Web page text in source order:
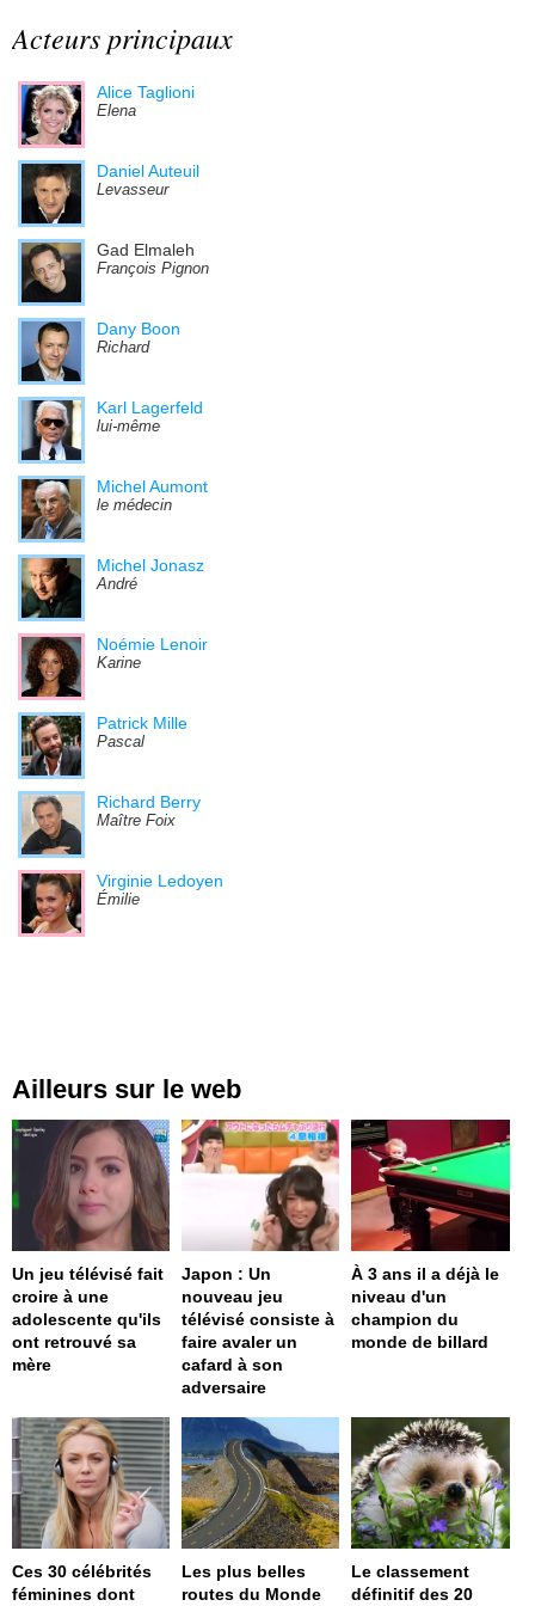
Acteurs principaux
Alice Taglioni
Elena
Daniel Auteuil
Levasseur
Gad Elmaleh
François Pignon
Dany Boon
Richard
Karl Lagerfeld
lui-même
Michel Aumont
le médecin
Michel Jonasz
André
Noémie Lenoir
Karine
Patrick Mille
Pascal
Richard Berry
Maître Foix
Virginie Ledoyen
Émilie
Ailleurs sur le web
Un jeu télévisé fait
croire à une
adolescente qu'ils
ont retrouvé sa
mère
Japon : Un
nouveau jeu
télévisé consiste à
faire avaler un
cafard à son
adversaire
À 3 ans il a déjà le
niveau d'un
champion du
monde de billard
Ces 30 célébrités
féminines dont
Les plus belles
routes du Monde
Le classement
définitif des 20